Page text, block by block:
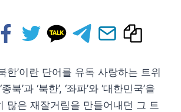
한’이란 단어를 유독 사랑하는 트위
북’과 ‘북한’, ‘좌파’와 ‘대한민국’을
많은 재잘거림을 만들어내던 그 트